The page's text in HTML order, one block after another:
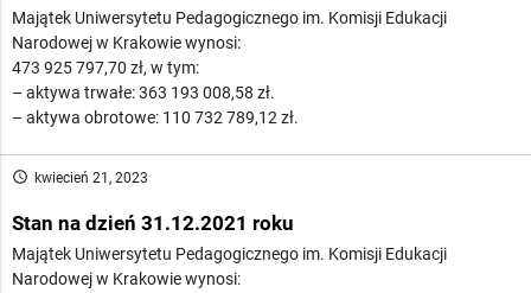
Majątek Uniwersytetu Pedagogicznego im. Komisji Edukacji
Narodowej w Krakowie wynosi:
473 925 797,70 zł, w tym:
– aktywa trwałe: 363 193 008,58 zł.
– aktywa obrotowe: 110 732 789,12 zł.
access_time kwiecień 21, 2023
Stan na dzień 31.12.2021 roku
Majątek Uniwersytetu Pedagogicznego im. Komisji Edukacji
Narodowej w Krakowie wynosi: